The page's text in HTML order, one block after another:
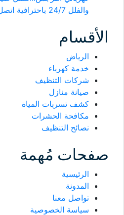
والفلل 24/7 باحترافية اتصل الان
الأقسام
الرياض
خدمة كهرباء
شركات التنظيف
صيانة منازل
كشف تسربات المياة
مكافحة الحشرات
نصائح التنظيف
صفحات مُهمة
الرئيسية
المدونة
تواصل معنا
سياسة الخصوصية